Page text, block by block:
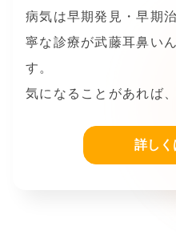
病気は早期発見・早期
寧な診療が武藤耳鼻い
す。
気になることがあれば
詳しく